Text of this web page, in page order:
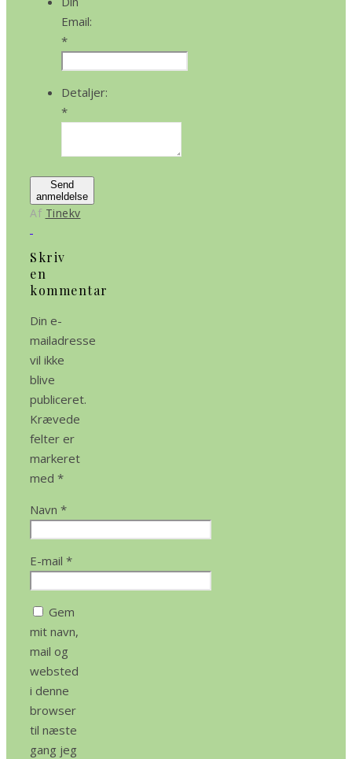
Email:
*
Detaljer:
*
Send
anmeldelse
Af Tinekv
Skriv
en
kommentar
Din e-
mailadresse
vil ikke
blive
publiceret.
Krævede
felter er
markeret
med *
Navn *
E-mail *
Gem
mit navn,
mail og
websted
i denne
browser
til næste
gang jeg